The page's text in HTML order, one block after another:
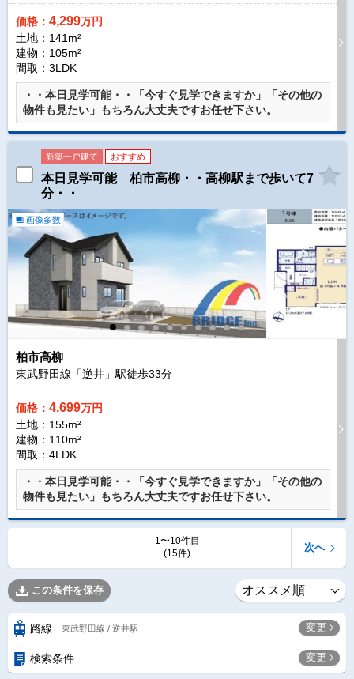
価格： 4,299万円
土地：141m²
建物：105m²
間取：3LDK
・・本日見学可能・・「今すぐ見学できますか」「その他の
物件も見たい」もちろん大丈夫ですお任せ下さい。
新築一戸建て おすすめ
本日見学可能 柏市高柳・・高柳駅まで歩いて7
分・・
画像多数
柏市高柳
東武野田線「逆井」駅徒歩33分
価格： 4,699万円
土地：155m²
建物：110m²
間取：4LDK
・・本日見学可能・・「今すぐ見学できますか」「その他の
物件も見たい」もちろん大丈夫ですお任せ下さい。
1〜10件目
(15件)
次へ
この条件を保存
路線 東武野田線 / 逆井駅 変更
検索条件 変更